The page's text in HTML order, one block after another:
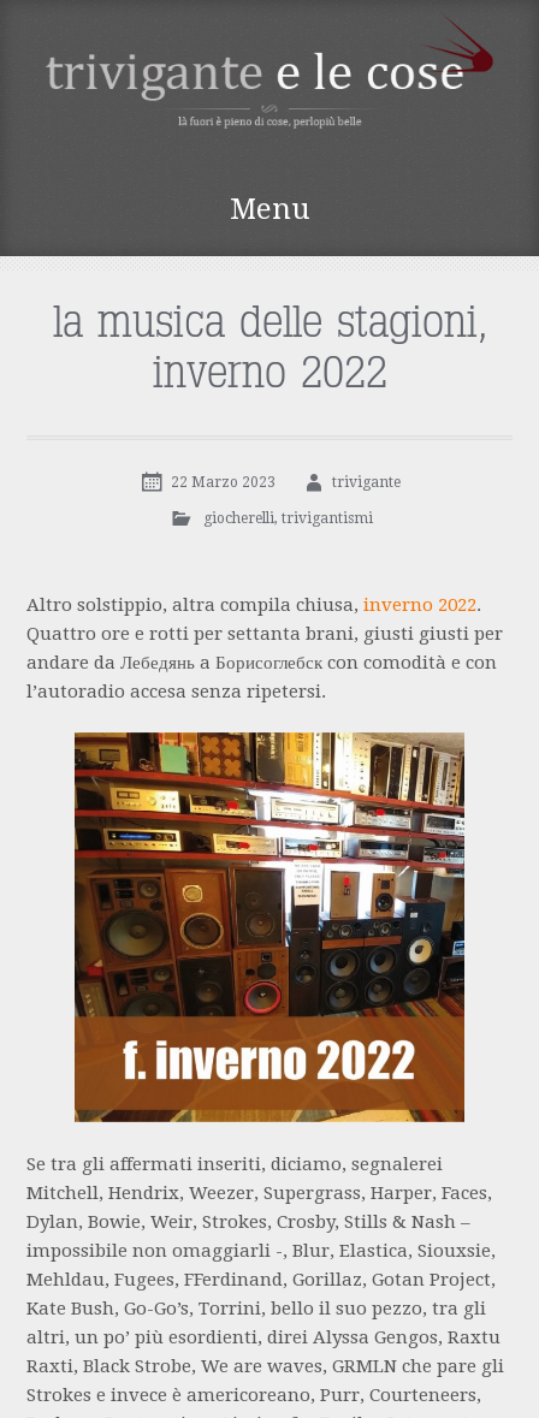
TRIVIGANTE E LE
Menu
contenuto
la musica delle stagioni,
inverno 2022
22 Marzo 2023 trivigante
giocherelli, trivigantismi
Altro solstippio, altra compila chiusa,inverno 2022.
Quattro ore e rotti per settanta brani, giusti giusti per
andare da Лебедянь a Борисоглебск con comodità e con
l’autoradio accesa senza ripetersi.
Se tra gli affermati inseriti, diciamo, segnalerei
Mitchell, Hendrix, Weezer, Supergrass, Harper, Faces,
Dylan, Bowie, Weir, Strokes, Crosby, Stills & Nash –
impossibile non omaggiarli -, Blur, Elastica, Siouxsie,
Mehldau, Fugees, FFerdinand, Gorillaz, Gotan Project,
Kate Bush, Go-Go’s, Torrini, bello il suo pezzo, tra gli
altri, un po’ più esordienti, direi Alyssa Gengos, Raxtu
Raxti, Black Strobe, We are waves, GRMLN che pare gli
Strokes e invece è americoreano, Purr, Courteneers,